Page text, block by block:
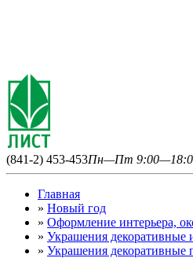
(841-2) 453-453Пн—Пт
Главная
» Новый год
» Оформление интерьера,
» Украшения декоративные
» Украшения декоративные